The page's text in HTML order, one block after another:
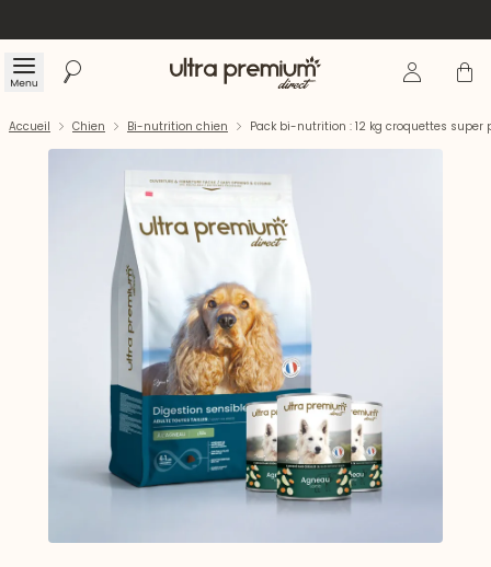
Menu Rechercher Accueil Se Panier
Accueil Chien Bi-nutrition chien Pack bi-nutrition : 12 kg croquettes